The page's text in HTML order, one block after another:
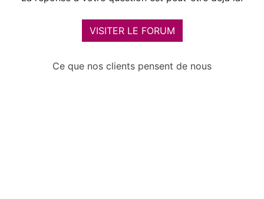
VISITER LE FORUM
Ce que nos clients pensent de nous